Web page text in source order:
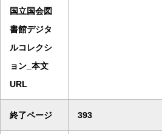
国立国会図
書館デジタ
ルコレクシ
ョン_本文
URL
終了ページ 393